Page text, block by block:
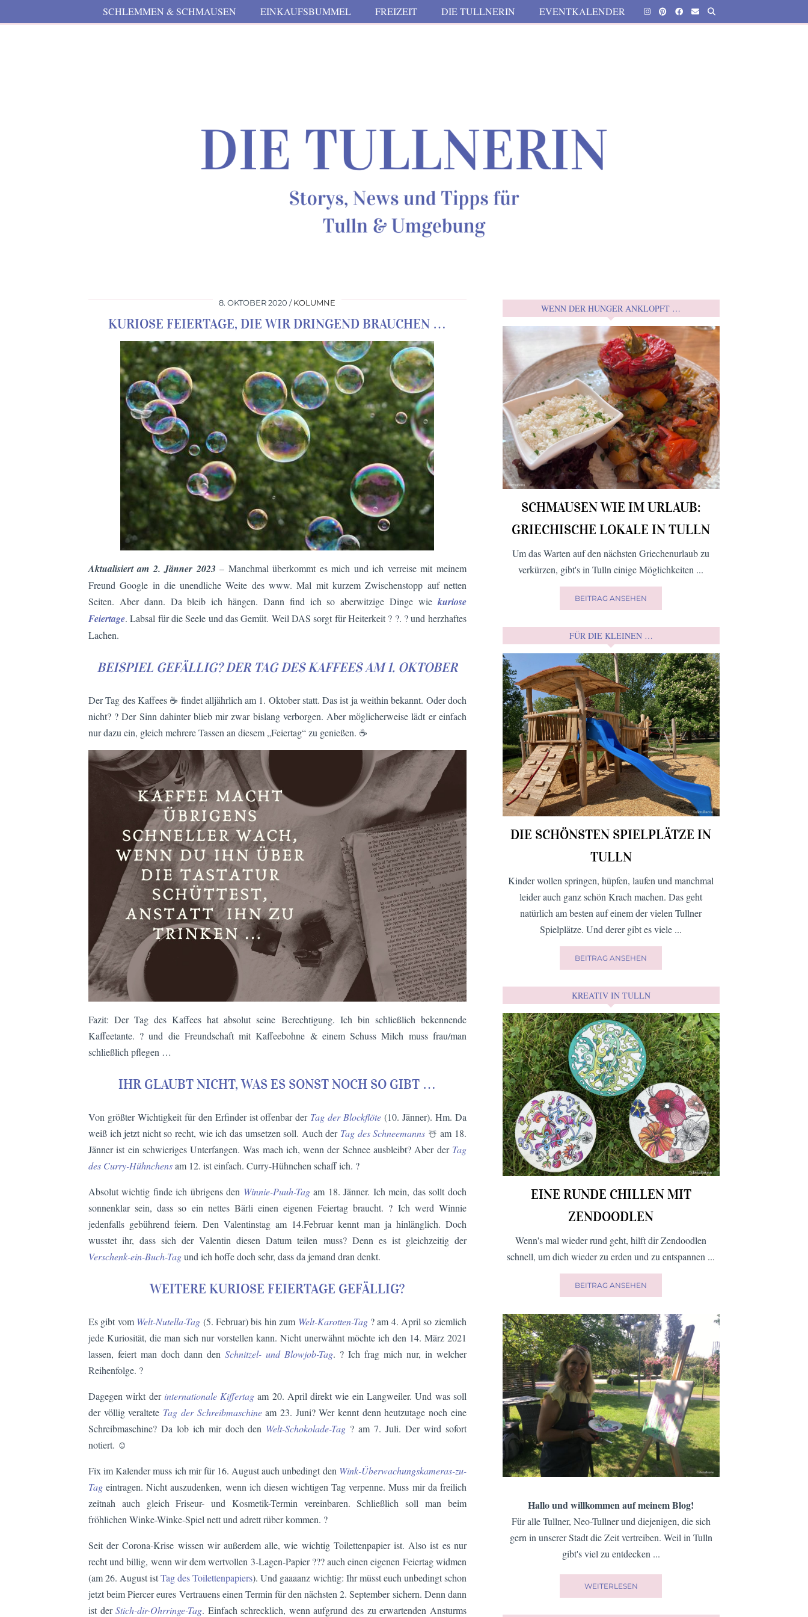
SCHLEMMEN & SCHMAUSEN EINKAUFSBUMMEL FREIZEIT DIE TULLNERIN EVENTKALENDER
8. OKTOBER 2020 KOLUMNE
KURIOSE FEIERTAGE, DIE WIR DRINGEND BRAUCHEN …
Aktualisiert am 2. Jänner 2023 – Manchmal überkommt es mich und ich verreise mit meinem
Freund Google in die unendliche Weite des www. Mal mit kurzem Zwischenstopp auf netten
Seiten. Aber dann. Da bleib ich hängen. Dann find ich so aberwitzige Dinge wie kuriose
Feiertage. Labsal für die Seele und das Gemüt. Weil DAS sorgt für Heiterkeit ? ?. ? und herzhaftes
Lachen.
BEISPIEL GEFÄLLIG? DER TAG DES KAFFEES AM 1. OKTOBER
Der Tag des Kaffees ☕ findet alljährlich am 1. Oktober statt. Das ist ja weithin bekannt. Oder doch
nicht? ? Der Sinn dahinter blieb mir zwar bislang verborgen. Aber möglicherweise lädt er einfach
nur dazu ein, gleich mehrere Tassen an diesem „Feiertag“ zu genießen. ☕
Fazit: Der Tag des Kaffees hat absolut seine Berechtigung. Ich bin schließlich bekennende
Kaffeetante. ? und die Freundschaft mit Kaffeebohne & einem Schuss Milch muss frau/man
schließlich pflegen …
IHR GLAUBT NICHT, WAS ES SONST NOCH SO GIBT …
Von größter Wichtigkeit für den Erfinder ist offenbar der Tag der Blockflöte (10. Jänner). Hm. Da
weiß ich jetzt nicht so recht, wie ich das umsetzen soll. Auch der Tag des Schneemanns ☃️ am 18.
Jänner ist ein schwieriges Unterfangen. Was mach ich, wenn der Schnee ausbleibt? Aber der Tag
des Curry-Hühnchensam 12. ist einfach. Curry-Hühnchen schaff ich. ?
Absolut wichtig finde ich übrigens den Winnie-Puuh-Tagam 18. Jänner. Ich mein, das sollt doch
sonnenklar sein, dass so ein nettes Bärli einen eigenen Feiertag braucht. ? Ich werd Winnie
jedenfalls gebührend feiern. Den Valentinstag am 14.Februar kennt man ja hinlänglich. Doch
wusstet ihr, dass sich der Valentin diesen Datum teilen muss? Denn es ist gleichzeitig der
Verschenk-ein-Buch-Tagund ich hoffe doch sehr, dass da jemand dran denkt.
WEITERE KURIOSE FEIERTAGE GEFÄLLIG?
Es gibt vom Welt-Nutella-Tag (5. Februar) bis hin zum Welt-Karotten-Tag? am 4. April so ziemlich
jede Kuriosität, die man sich nur vorstellen kann. Nicht unerwähnt möchte ich den 14. März 2021
lassen, feiert man doch dann den Schnitzel- und Blowjob-Tag. ? Ich frag mich nur, in welcher
Reihenfolge. ?
Dagegen wirkt der internationale Kiffertag am 20. April direkt wie ein Langweiler. Und was soll
der völlig veraltete Tag der Schreibmaschineam 23. Juni? Wer kennt denn heutzutage noch eine
Schreibmaschine? Da lob ich mir doch den Welt-Schokolade-Tag ? am 7. Juli. Der wird sofort
notiert. ☺️
Fix im Kalender muss ich mir für 16. August auch unbedingt den Wink-Überwachungskameras-zu-
Tageintragen. Nicht auszudenken, wenn ich diesen wichtigen Tag verpenne. Muss mir da freilich
zeitnah auch gleich Friseur- und Kosmetik-Termin vereinbaren. Schließlich soll man beim
fröhlichen Winke-Winke-Spiel nett und adrett rüber kommen. ?
Seit der Corona-Krise wissen wir außerdem alle, wie wichtig Toilettenpapier ist. Also ist es nur
recht und billig, wenn wir dem wertvollen 3-Lagen-Papier ??? auch einen eigenen Feiertag widmen
(am 26. August istTag des Toilettenpapiers). Und gaaaanz wichtig: Ihr müsst euch unbedingt schon
jetzt beim Piercer eures Vertrauens einen Termin für den nächsten 2. September sichern. Denn dann
ist derStich-dir-Ohrringe-Tag. Einfach schrecklich, wenn aufgrund des zu erwartenden Ansturms
WENN DER HUNGER ANKLOPFT …
SCHMAUSEN WIE IM URLAUB:
GRIECHISCHE LOKALE IN TULLN
Um das Warten auf den nächsten Griechenurlaub zu
verkürzen, gibt's in Tulln einige Möglichkeiten ...
BEITRAG ANSEHEN
FÜR DIE KLEINEN …
DIE SCHÖNSTEN SPIELPLÄTZE IN
TULLN
Kinder wollen springen, hüpfen, laufen und manchmal
leider auch ganz schön Krach machen. Das geht
natürlich am besten auf einem der vielen Tullner
Spielplätze. Und derer gibt es viele ...
BEITRAG ANSEHEN
KREATIV IN TULLN
EINE RUNDE CHILLEN MIT
ZENDOODLEN
Wenn's mal wieder rund geht, hilft dir Zendoodlen
schnell, um dich wieder zu erden und zu entspannen ...
BEITRAG ANSEHEN
Hallo und willkommen auf meinem Blog!
Für alle Tullner, Neo-Tullner und diejenigen, die sich
gern in unserer Stadt die Zeit vertreiben. Weil in Tulln
gibt's viel zu entdecken ...
WEITERLESEN